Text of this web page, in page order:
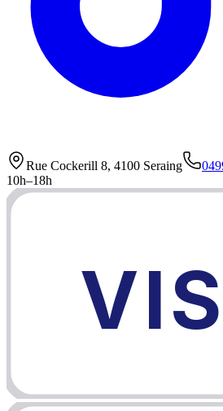
Rue Cockerill 8, 4100 Seraing
10h–18h